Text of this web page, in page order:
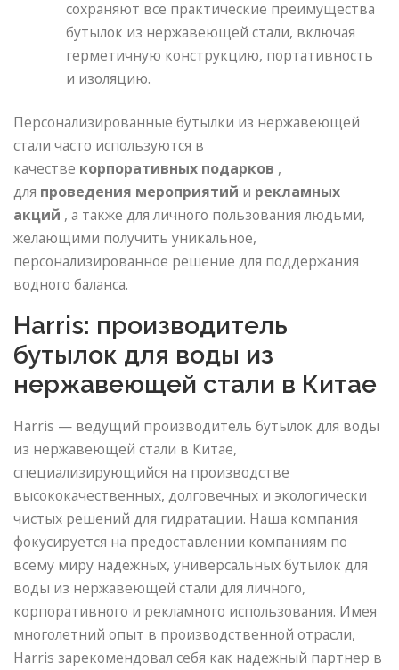
сохраняют все практические преимущества
бутылок из нержавеющей стали, включая
герметичную конструкцию, портативность
и изоляцию.
Персонализированные бутылки из нержавеющей
стали часто используются в
качестве корпоративных подарков ,
для проведения мероприятий и рекламных
акций , а также для личного пользования людьми,
желающими получить уникальное,
персонализированное решение для поддержания
водного баланса.
Harris: производитель
бутылок для воды из
нержавеющей стали в Китае
Harris — ведущий производитель бутылок для воды
из нержавеющей стали в Китае,
специализирующийся на производстве
высококачественных, долговечных и экологически
чистых решений для гидратации. Наша компания
фокусируется на предоставлении компаниям по
всему миру надежных, универсальных бутылок для
воды из нержавеющей стали для личного,
корпоративного и рекламного использования. Имея
многолетний опыт в производственной отрасли,
Harris зарекомендовал себя как надежный партнер в